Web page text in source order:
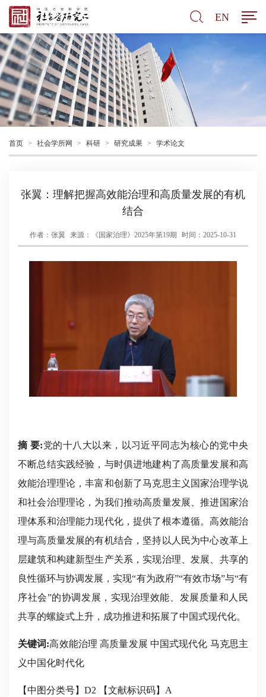
EN
首页 > 社会学所网 > 科研 > 研究成果 > 学术论文
张翼：理解把握高效能治理和高质量发展的有机
结合
作者：张翼 来源：《国家治理》2025年第19期 时间：2025-10-31
摘 要:党的十八大以来，以习近平同志为核心的党中央
不断总结实践经验，与时俱进地建构了高质量发展和高
效能治理理论，丰富和创新了马克思主义国家治理学说
和社会治理理论，为我们推动高质量发展、推进国家治
理体系和治理能力现代化，提供了根本遵循。高效能治
理与高质量发展的有机结合，坚持以人民为中心改革上
层建筑和构建新型生产关系，实现治理、发展、共享的
良性循环与协调发展，实现“有为政府”“有效市场”与“有
序社会”的协调发展，实现治理效能、发展质量和人民
共享的螺旋式上升，成功推进和拓展了中国式现代化。
关键词:高效能治理 高质量发展 中国式现代化 马克思主
义中国化时代化
【中图分类号】D2 【文献标识码】A